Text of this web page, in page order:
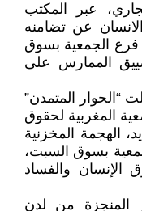
عبر المكتب
عن تضامنه
الجمعية بسوق
الممارس على
“الحوار المتمدن”
المغربية لحقوق
الهجمة المخزنية
بسوق السبت،
الإنسان والفساد
المنجزة من لدن